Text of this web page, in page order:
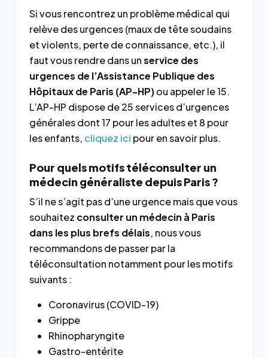
Si vous rencontrez un problème médical qui
relève des urgences (maux de tête soudains
et violents, perte de connaissance, etc.), il
faut vous rendre dans unservice des
urgences de l’Assistance Publique des
Hôpitaux de Paris (AP-HP)ou appeler le 15.
L’AP-HP dispose de 25 services d’urgences
générales dont 17 pour les adultes et 8 pour
les enfants, cliquez ici pour en savoir plus.
Pour quels motifs téléconsulter un
médecin généraliste depuis Paris ?
S’il ne s’agit pas d’une urgence mais que vous
souhaitez consulter un médecin à Paris
dans les plus brefs délais, nous vous
recommandons de passer par la
téléconsultation notamment pour les motifs
suivants :
Coronavirus (COVID-19)
Grippe
Rhinopharyngite
Gastro-entérite